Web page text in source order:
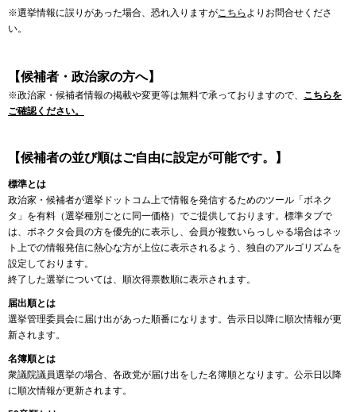
※選挙情報に誤りがあった場合、恐れ入りますがこちら よりお問合せくださ
い。
【候補者・政治家の方へ】
※政治家・候補者情報の掲載や変更等は無料で承っておりますので、 こちらを
ご確認ください。
【候補者の並び順はご自由に設定が可能です。】
標準とは
政治家・候補者が選挙ドットコム上で情報を発信するためのツール「ボネク
タ」を有料（選挙種別ごとに同一価格）でご提供しております。標準タブで
は、ボネクタ会員の方を優先的に表示し、会員が複数いらっしゃる場合はネッ
ト上での情報発信に熱心な方が上位に表示されるよう、独自のアルゴリズムを
設定しております。
終了した選挙については、順次得票数順に表示されます。
届出順とは
選挙管理委員会に届け出があった順番になります。告示日以降に順次情報が更
新されます。
名簿順とは
衆議院議員選挙の場合、各政党が届け出をした名簿順となります。公示日以降
に順次情報が更新されます。